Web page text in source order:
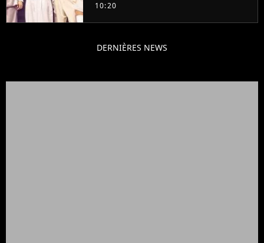
10:20
DERNIÈRES NEWS